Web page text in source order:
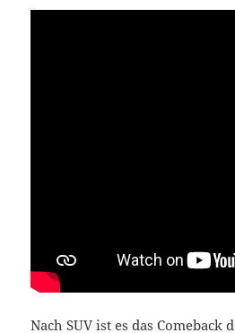
Nach SUV ist es das Comeback